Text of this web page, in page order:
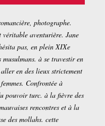
photographe.
véritable aventurière. Jane
pas, en plein XIXe
musulmans. à se travestir en
en des lieux strictement
Confrontée à
pouvoir turc. à la fièvre des
rencontres et à la
des mollahs. cette